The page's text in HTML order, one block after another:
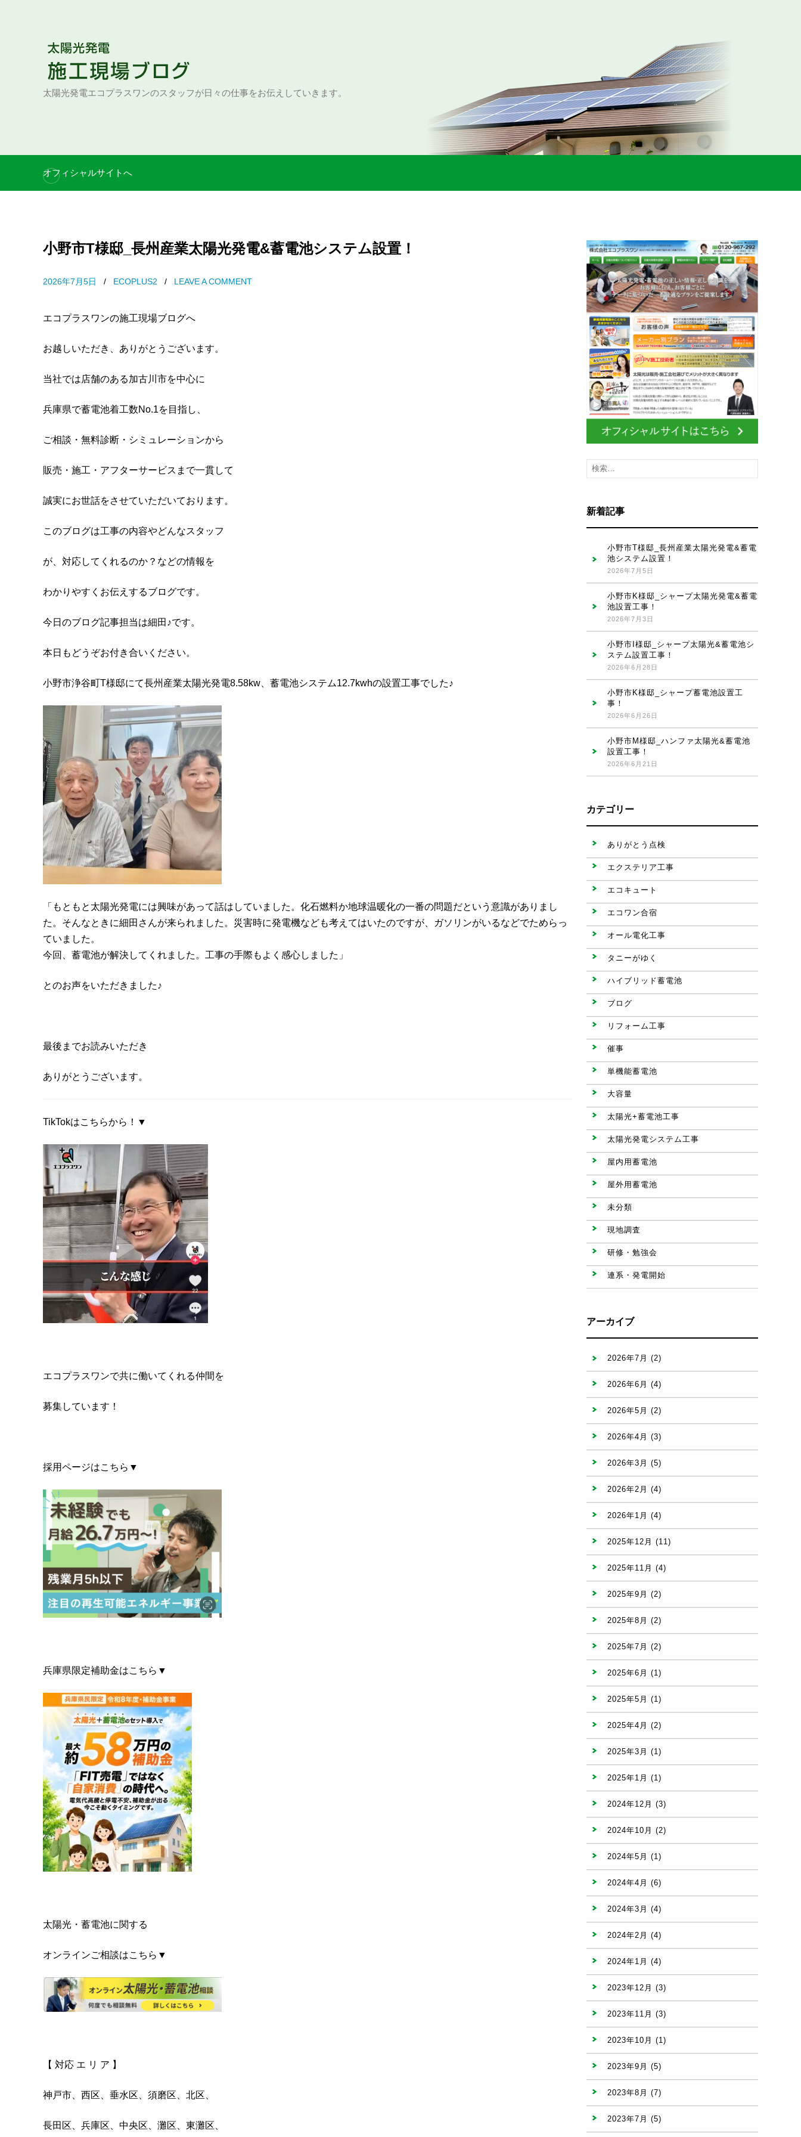
t
太陽光発電エコプラスワンのスタッフが日々の仕事をお伝えしていきます。
オフィシャルサイトへ
小野市T様邸_長州産業太陽光発電&蓄電池システム設置！
2026年7月5日 / ECOPLUS2 / LEAVE A COMMENT
エコプラスワンの施工現場ブログへ
お越しいただき、ありがとうございます。
当社では店舗のある加古川市を中心に
兵庫県で蓄電池着工数No.1を目指し、
ご相談・無料診断・シミュレーションから
販売・施工・アフターサービスまで一貫して
誠実にお世話をさせていただいております。
このブログは工事の内容やどんなスタッフ
が、対応してくれるのか？などの情報を
わかりやすくお伝えするブログです。
今日のブログ記事担当は細田♪です。
本日もどうぞお付き合いください。
小野市浄谷町T様邸にて長州産業太陽光発電8.58kw、蓄電池システム12.7kwhの設置工事でした♪
「もともと太陽光発電には興味があって話はしていました。化石燃料か地球温暖化の一番の問題だという意識がありまし
た。そんなときに細田さんが来られました。災害時に発電機なども考えてはいたのですが、ガソリンがいるなどでためらっ
ていました。
今回、蓄電池が解決してくれました。工事の手際もよく感心しました」
とのお声をいただきました♪
最後までお読みいただき
ありがとうございます。
TikTokはこちらから！▼
エコプラスワンで共に働いてくれる仲間を
募集しています！
採用ページはこちら▼
兵庫県限定補助金はこちら▼
太陽光・蓄電池に関する
オンラインご相談はこちら▼
【 対応 エ リ ア 】
神戸市、西区、垂水区、須磨区、北区、
長田区、兵庫区、中央区、灘区、東灘区、
検
索
新着記事
小野市T様邸_長州産業太陽光発電&蓄電
池システム設置！
2026年7月5日
小野市K様邸_シャープ太陽光発電&蓄電
池設置工事！
2026年7月3日
小野市I様邸_シャープ太陽光&蓄電池シ
ステム設置工事！
2026年6月28日
小野市K様邸_シャープ蓄電池設置工
事！
2026年6月26日
小野市M様邸_ハンファ太陽光&蓄電池
設置工事！
2026年6月21日
カテゴリー
ありがとう点検
エクステリア工事
エコキュート
エコワン合宿
オール電化工事
タニーがゆく
ハイブリッド蓄電池
ブログ
リフォーム工事
催事
単機能蓄電池
大容量
太陽光+蓄電池工事
太陽光発電システム工事
屋内用蓄電池
屋外用蓄電池
未分類
現地調査
研修・勉強会
連系・発電開始
アーカイブ
2026年7月 (2)
2026年6月 (4)
2026年5月 (2)
2026年4月 (3)
2026年3月 (5)
2026年2月 (4)
2026年1月 (4)
2025年12月 (11)
2025年11月 (4)
2025年9月 (2)
2025年8月 (2)
2025年7月 (2)
2025年6月 (1)
2025年5月 (1)
2025年4月 (2)
2025年3月 (1)
2025年1月 (1)
2024年12月 (3)
2024年10月 (2)
2024年5月 (1)
2024年4月 (6)
2024年3月 (4)
2024年2月 (4)
2024年1月 (4)
2023年12月 (3)
2023年11月 (3)
2023年10月 (1)
2023年9月 (5)
2023年8月 (7)
2023年7月 (5)